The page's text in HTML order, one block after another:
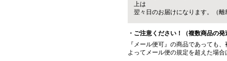
上は
翌々日のお届けになります。（
・ご注意ください！（複数商品の発
『メール便可』の商品であっても
よってメール便の規定を超えた場